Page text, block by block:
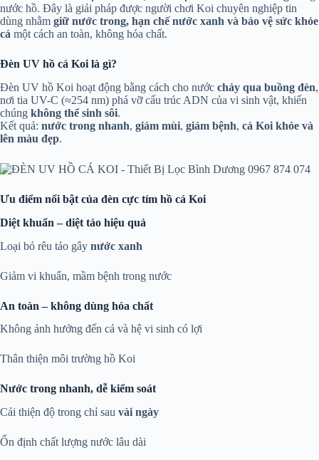
nước hồ. Đây là giải pháp được người chơi Koi chuyên nghiệp tin
dùng nhằm giữ nước trong, hạn chế nước xanh và bảo vệ sức khỏe
cá một cách an toàn, không hóa chất.
Đèn UV hồ cá Koi là gì?
Đèn UV hồ Koi hoạt động bằng cách cho nước chảy qua buồng đèn,
nơi tia UV-C (≈254 nm) phá vỡ cấu trúc ADN của vi sinh vật, khiến
chúng không thể sinh sôi.
Kết quả: nước trong nhanh, giảm mùi, giảm bệnh, cá Koi khỏe và
lên màu đẹp.
Ưu điểm nổi bật của đèn cực tím hồ cá Koi
Diệt khuẩn – diệt tảo hiệu quả
Loại bỏ rêu tảo gây nước xanh
Giảm vi khuẩn, mầm bệnh trong nước
An toàn – không dùng hóa chất
Không ảnh hưởng đến cá và hệ vi sinh có lợi
Thân thiện môi trường hồ Koi
Nước trong nhanh, dễ kiểm soát
Cải thiện độ trong chỉ sau vài ngày
Ổn định chất lượng nước lâu dài